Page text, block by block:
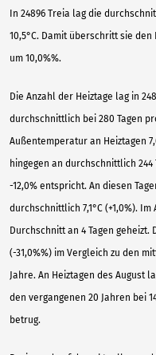
In 24896 Treia lag die
10,5°C. Damit überschritt sie
um 10,0%%.
Die Anzahl der Heiztage lag in
durchschnittlich bei 280 Tagen
Außentemperatur an Heiztagen
hingegen an durchschnittlich
-12,0% entspricht. An diesen
durchschnittlich 7,1°C (+1,0%).
Durchschnitt an 4 Tagen geheizt.
(-31,0%%) im Vergleich zu den
Jahre. An Heiztagen des August
den vergangenen 20 Jahren bei
betrug.